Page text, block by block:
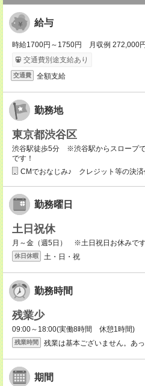
給与
時給1700円～1750円 月収例 272,000
交通費別途支給あり
交通費 全額支給
勤務地
東京都渋谷区
渋谷駅徒歩5分 ※渋谷駅からスロープ
です！
CMでおなじみ♪ クレジット等の決
勤務曜日
土日祝休
月～金（週5日） ※土日祝日お休みで
休日休暇 土・日・祝
勤務時間
残業少
09:00～18:00(実働8時間 休憩1時間)
残業時間 残業は基本ございません。あ
期間